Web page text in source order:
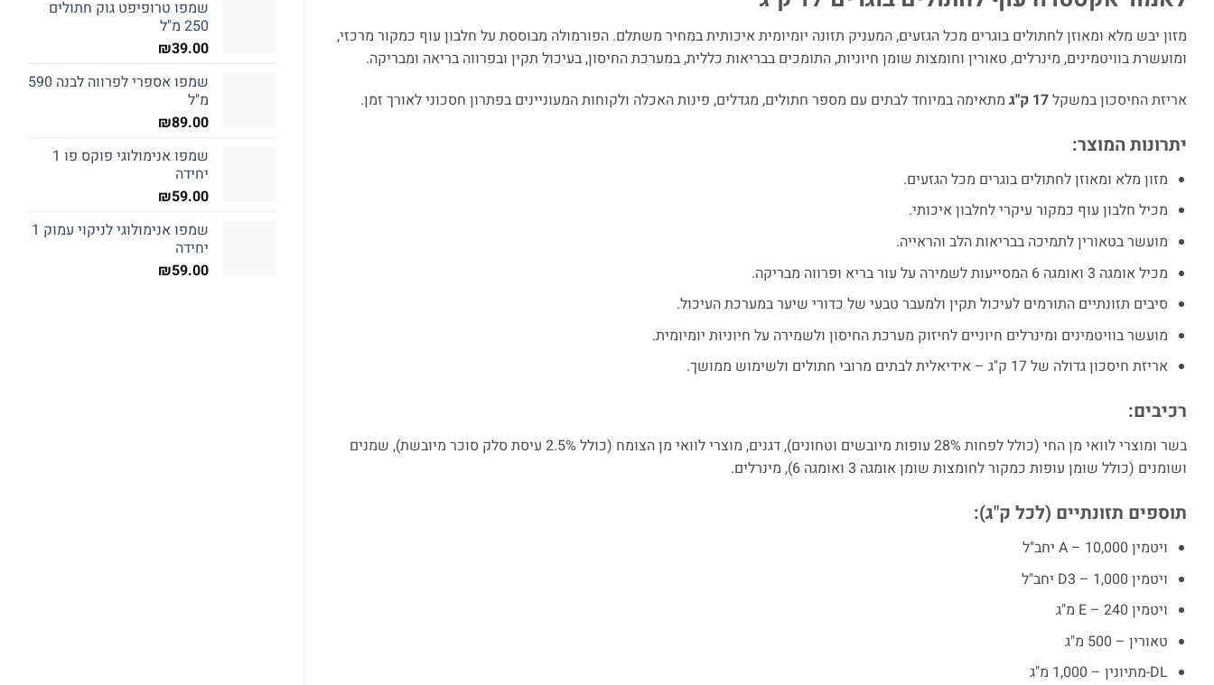
שמפו טרופיפט גוק חתולים
250 מ"ל
₪39.00
שמפו אספרי לפרווה לבנה 590
מ"ל
₪89.00
שמפו אנימולוגי פוקס פו 1
יחידה
₪59.00
שמפו אנימולוגי לניקוי עמוק 1
יחידה
₪59.00
מזון יבש מלא ומאוזן לחתולים בוגרים מכל הגזעים, המעניק תזונה יומיומית איכותית במחיר משתלם. הפורמולה מבוססת על חלבון עוף כמקור מרכזי,
ומועשרת בוויטמינים, מינרלים, טאורין וחומצות שומן חיוניות, התומכים בבריאות כללית, במערכת החיסון, בעיכול תקין ובפרווה בריאה ומבריקה.
אריזת החיסכון במשקל17 ק"ג מתאימה במיוחד לבתים עם מספר חתולים, מגדלים, פינות האכלה ולקוחות המעוניינים בפתרון חסכוני לאורך זמן.
יתרונות המוצר:
מזון מלא ומאוזן לחתולים בוגרים מכל הגזעים.
מכיל חלבון עוף כמקור עיקרי לחלבון איכותי.
מועשר בטאורין לתמיכה בבריאות הלב והראייה.
מכיל אומגה 3 ואומגה 6 המסייעות לשמירה על עור בריא ופרווה מבריקה.
סיבים תזונתיים התורמים לעיכול תקין ולמעבר טבעי של כדורי שיער במערכת העיכול.
מועשר בוויטמינים ומינרלים חיוניים לחיזוק מערכת החיסון ולשמירה על חיוניות יומיומית.
אריזת חיסכון גדולה של 17 ק"ג – אידיאלית לבתים מרובי חתולים ולשימוש ממושך.
רכיבים:
בשר ומוצרי לוואי מן החי (כולל לפחות 28% עופות מיובשים וטחונים), דגנים, מוצרי לוואי מן הצומח (כולל 2.5% עיסת סלק סוכר מיובשת), שמנים
ושומנים (כולל שומן עופות כמקור לחומצות שומן אומגה 3 ואומגה 6), מינרלים.
תוספים תזונתיים (לכל ק"ג):
ויטמין A – 10,000 יחב"ל
ויטמין D3 – 1,000 יחב"ל
ויטמין E – 240 מ"ג
טאורין – 500 מ"ג
DL-מתיונין – 1,000 מ"ג